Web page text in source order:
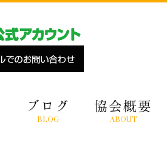
ブログ
BLOG
協会概要
ABOUT